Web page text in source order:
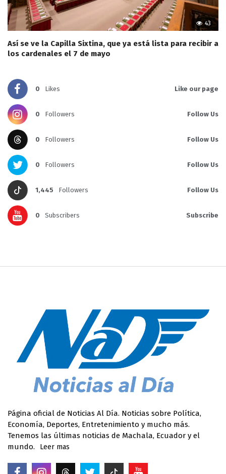
43
Así se ve la Capilla Sixtina, que ya está lista para recibir a
los cardenales el 7 de mayo
0 Likes Like our page
0 Followers Follow Us
0 Followers Follow Us
0 Followers Follow Us
1,445 Followers Follow Us
0 Subscribers Subscribe
Página oficial de Noticias Al Día. Noticias sobre Política,
Economía, Deportes, Entretenimiento y mucho más.
Tenemos las últimas noticias de Machala, Ecuador y el
mundo.
Leer mas